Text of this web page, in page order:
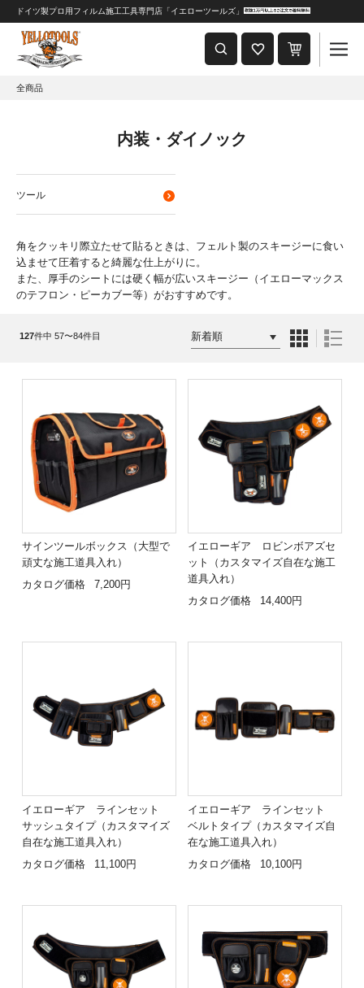
重要なおしらせ
2024年8月1日 価格改定につきまして
ドイツ製プロ用フィルム施工工具専門店「イエローツールズ」
全商品
内装・ダイノック
ツール
角をクッキリ際立たせて貼るときは、フェルト製のスキージーに食い
込ませて圧着すると綺麗な仕上がりに。
また、厚手のシートには硬く幅が広いスキージー（イエローマックス
のテフロン・ピーカブー等）がおすすめです。
127件中 57〜84件目
サインツールボックス（大型で
頑丈な施工道具入れ）
カタログ価格
7,200円
イエローギア ロビンボアズセ
ット（カスタマイズ自在な施工
道具入れ）
カタログ価格
14,400円
イエローギア ラインセット
サッシュタイプ（カスタマイズ
自在な施工道具入れ）
カタログ価格
11,100円
イエローギア ラインセット
ベルトタイプ（カスタマイズ自
在な施工道具入れ）
カタログ価格
10,100円